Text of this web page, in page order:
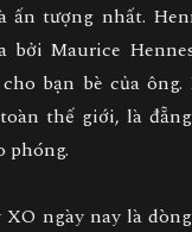
ấn tượng nhất.
bởi Maurice
bạn bè của
thế giới, là
phóng.
XO ngày nay là